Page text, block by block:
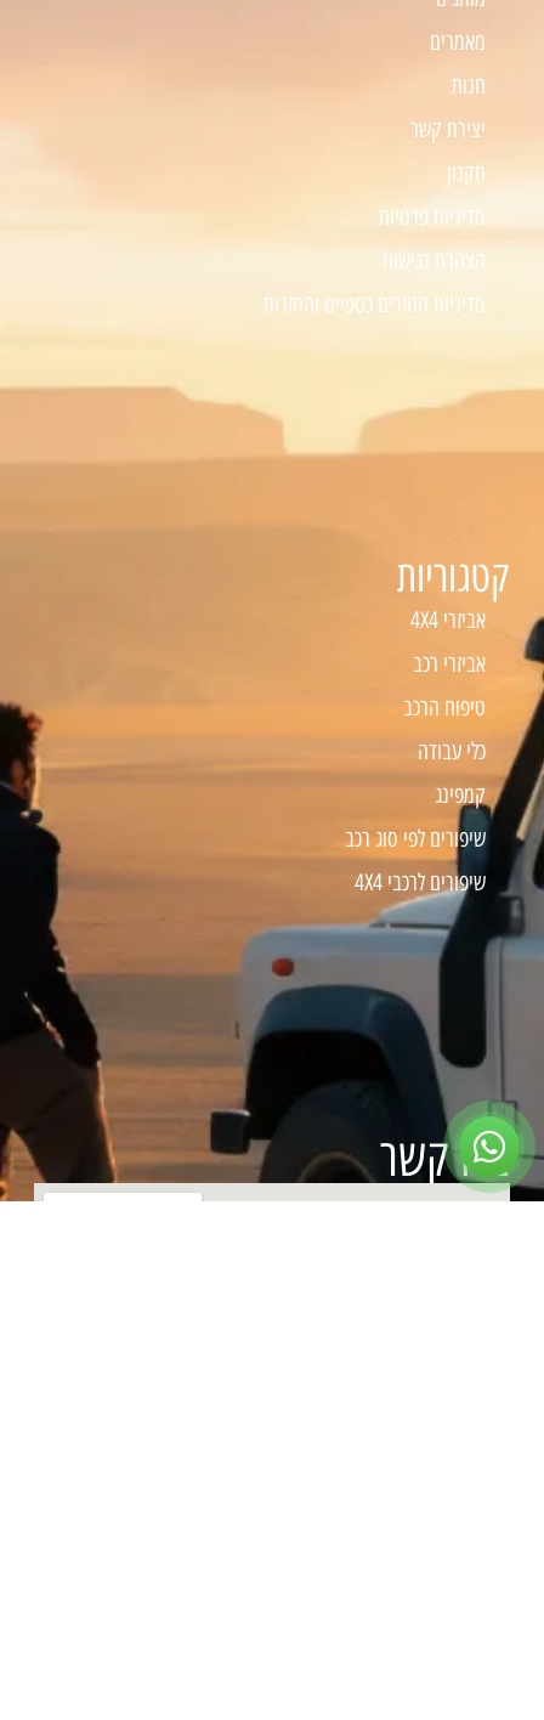
מאמרים
חנות
יצירת קשר
תקנון
מדיניות פרטיות
הצהרת נגישות
מדיניות החזרים כספיים והחזרות
קטגוריות
אביזרי 4X4
אביזרי רכב
טיפוח הרכב
כלי עבודה
קמפינג
שיפורים לפי סוג רכב
שיפורים לרכבי 4X4
צרו קשר